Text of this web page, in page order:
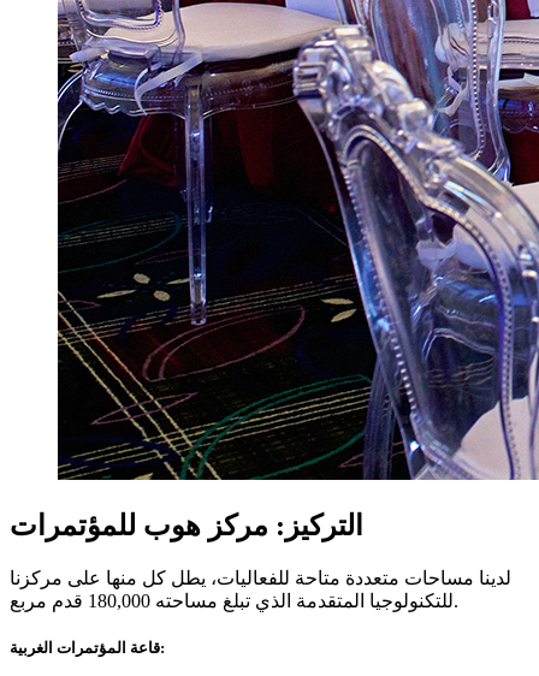
التركيز: مركز هوب للمؤتمرات
لدينا مساحات متعددة متاحة للفعاليات، يطل كل منها على مركزنا
للتكنولوجيا المتقدمة الذي تبلغ مساحته 180,000 قدم مربع.
قاعة المؤتمرات الغربية: